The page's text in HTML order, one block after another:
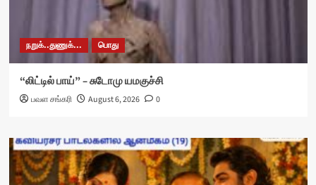
நறுக்..துணுக்... பொது
“லிட்டில் பாய்” – சுடோமு யமகுச்சி
பவள சங்கரி August 6, 2026 0